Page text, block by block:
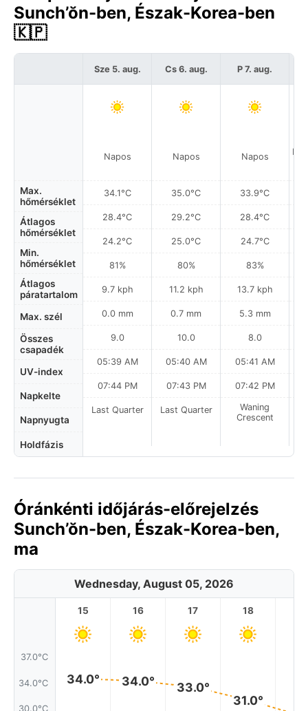
Sunch’ŏn-ben, Észak-Korea-ben
🇰🇵
Max.
hőmérséklet
Átlagos
hőmérséklet
Min.
hőmérséklet
Átlagos
páratartalom
Max. szél
Összes
csapadék
UV-index
Napkelte
Napnyugta
Holdfázis
Sze 5. aug.
Napos
34.1°C
28.4°C
24.2°C
81%
9.7 kph
0.0 mm
9.0
05:39 AM
07:44 PM
Last Quarter
Cs 6. aug.
Napos
35.0°C
29.2°C
25.0°C
80%
11.2 kph
0.7 mm
10.0
05:40 AM
07:43 PM
Last Quarter
P 7. aug.
Napos
33.9°C
28.4°C
24.7°C
83%
13.7 kph
5.3 mm
8.0
05:41 AM
07:42 PM
Waning
Crescent
Óránkénti időjárás-előrejelzés
Sunch’ŏn-ben, Észak-Korea-ben,
ma
Wednesday, August 05, 2026
37.0°C
34.0°C
30.0°C
15
34.0°
16
34.0°
17
33.0°
18
31.0°